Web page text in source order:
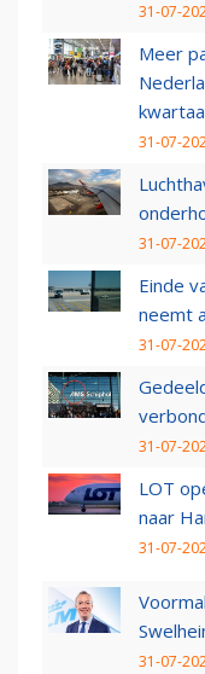
31-07-
Meer
31-07-
31-07-
Einde
neemt
31-07-
31-07-
LOT
naar
31-07-
31-07-